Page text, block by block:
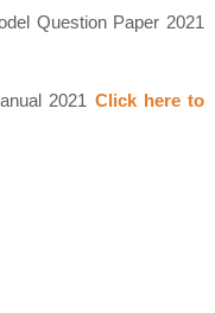
Question Paper 2021
2021 Click here to